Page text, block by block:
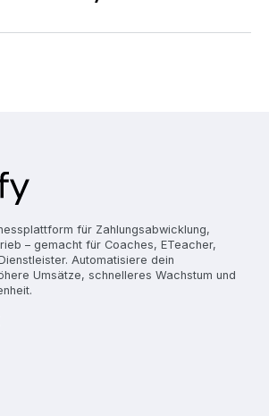
für Zahlungsabwicklung,
– gemacht für Coaches, ETeacher,
Automatisiere dein
Umsätze, schnelleres Wachstum und